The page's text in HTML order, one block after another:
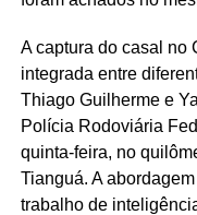
A captura do casal no
integrada entre
Thiago Guilherme e
Polícia Rodoviária
quinta-feira, no
Tianguá. A
trabalho de